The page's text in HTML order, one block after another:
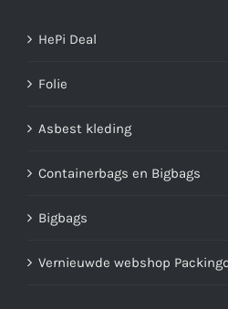
HePi Deal
Folie
Asbest kleding
Containerbags en Bigbags
Bigbags
Vernieuwde webshop